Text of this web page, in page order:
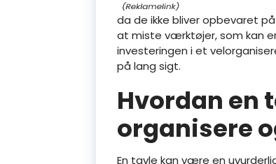
da de ikke bliver opbevaret
at miste værktøjer, som kan
investeringen i et
på lang sigt.
Hvordan en
organisere
En tavle kan være en